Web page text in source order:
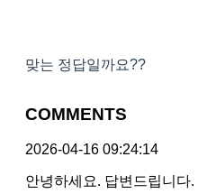
맞는 정답일까요??
COMMENTS
2026-04-16 09:24:14
안녕하세요. 답변드립니다.